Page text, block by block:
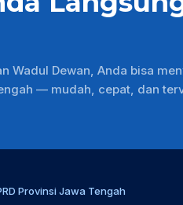
Wadul Dewan, Anda bisa
— mudah, cepat, dan
Provinsi Jawa Tengah